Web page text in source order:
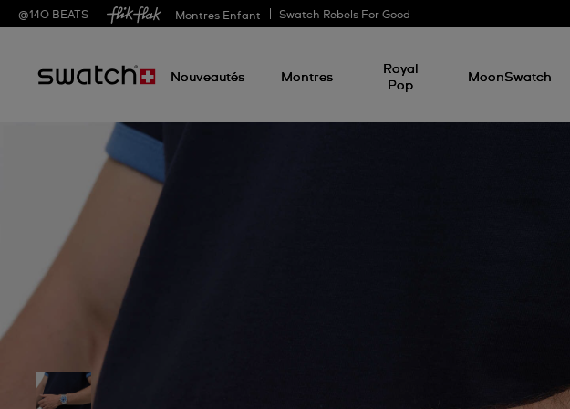
@140 BEATS — Montres Enfant Swatch Rebels For Good
Nouveautés Montres
Royal
Pop
MoonSwatch